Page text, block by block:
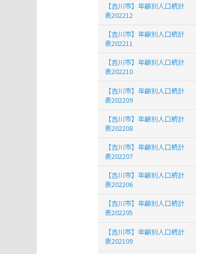
【吉川市】年齢別人口統計
表202212
【吉川市】年齢別人口統計
表202211
【吉川市】年齢別人口統計
表202210
【吉川市】年齢別人口統計
表202209
【吉川市】年齢別人口統計
表202208
【吉川市】年齢別人口統計
表202207
【吉川市】年齢別人口統計
表202206
【吉川市】年齢別人口統計
表202205
【吉川市】年齢別人口統計
表202109